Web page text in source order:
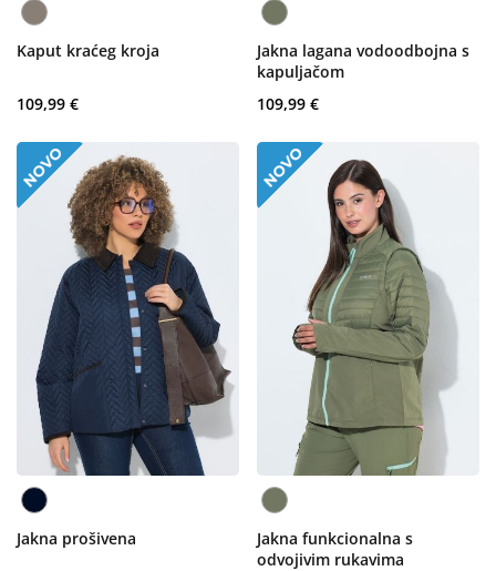
Kaput kraćeg kroja
109,99 €
Jakna lagana vodoodbojna s
kapuljačom
109,99 €
Jakna prošivena
Jakna funkcionalna s
odvojivim rukavima